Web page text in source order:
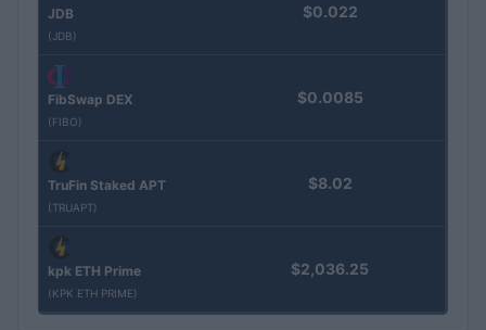
JDB
(JDB)
$0.022
FibSwap DEX
(FIBO)
$0.0085
TruFin Staked APT
(TRUAPT)
$8.02
kpk ETH Prime
(KPK ETH PRIME)
$2,036.25